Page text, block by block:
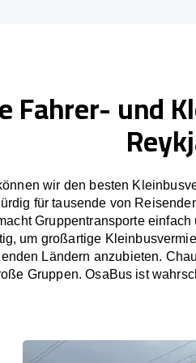
Fahrer- und
wir den besten
für tausende von
Gruppentransporte
um großartige
Ländern anzubieten.
Gruppen. OsaBus ist